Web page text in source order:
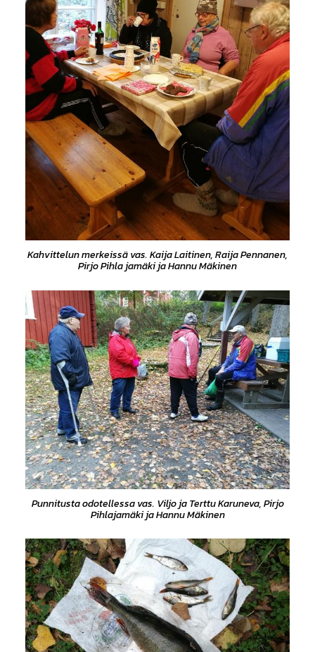
Kahvittelun merkeissä vas. Kaija Laitinen, Raija Pennanen,
Pirjo Pihla jamäki ja Hannu Mäkinen
Punnitusta odotellessa vas. Viljo ja Terttu Karuneva, Pirjo
Pihlajamäki ja Hannu Mäkinen